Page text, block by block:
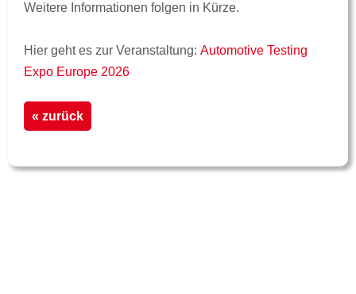
Weitere Informationen folgen in Kürze.
Hier geht es zur Veranstaltung: Automotive Testing
Expo Europe 2026
« zurück